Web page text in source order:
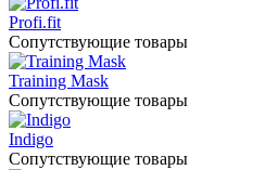
Profi.fit
Сопутствующие товары
Training Mask
Сопутствующие товары
Indigo
Сопутствующие товары